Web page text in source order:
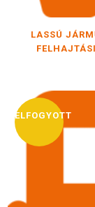
LASSÚ
ELFOGYOTT